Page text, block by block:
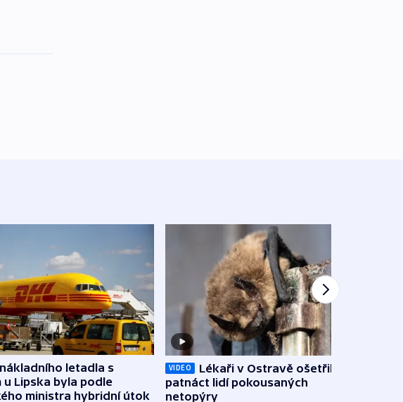
letadla s
u Lipska byla podle
ministra hybridní útok
VIDEO
Lékaři v Ostravě ošetřili už
patnáct lidí pokousaných
netopýry